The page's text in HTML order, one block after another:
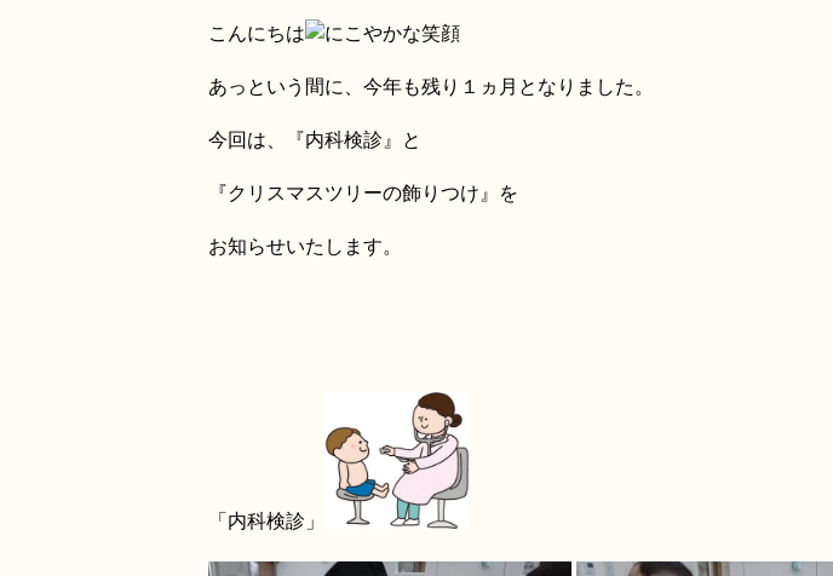
こんにちは
あっという間に、今年も残り１ヵ月となりました。
今回は、『内科検診』と
『クリスマスツリーの飾りつけ』を
お知らせいたします。
「内科検診」